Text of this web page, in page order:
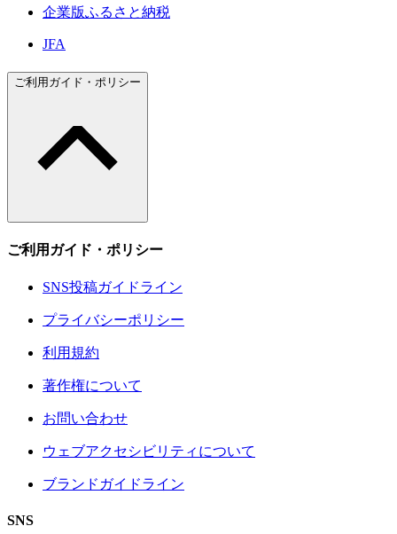
企業版ふるさと納税
JFA
ご利用ガイド・ポリシー
ご利用ガイド・ポリシー
SNS投稿ガイドライン
プライバシーポリシー
利用規約
著作権について
お問い合わせ
ウェブアクセシビリティについて
ブランドガイドライン
SNS